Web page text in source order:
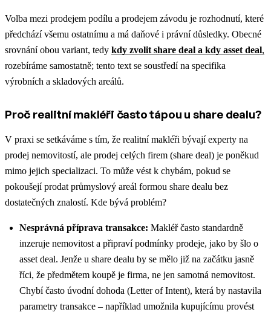
Volba mezi prodejem podílu a prodejem závodu je rozhodnutí, které
předchází všemu ostatnímu a má daňové i právní důsledky. Obecné
srovnání obou variant, tedy kdy zvolit share deal a kdy asset deal,
rozebíráme samostatně; tento text se soustředí na specifika
výrobních a skladových areálů.
Proč realitní makléři často tápou u share dealu?
V praxi se setkáváme s tím, že realitní makléři bývají experty na
prodej nemovitostí, ale prodej celých firem (share deal) je poněkud
mimo jejich specializaci. To může vést k chybám, pokud se
pokoušejí prodat průmyslový areál formou share dealu bez
dostatečných znalostí. Kde bývá problém?
Nesprávná příprava transakce: Makléř často standardně
inzeruje nemovitost a připraví podmínky prodeje, jako by šlo o
asset deal. Jenže u share dealu by se mělo již na začátku jasně
říci, že předmětem koupě je firma, ne jen samotná nemovitost.
Chybí často úvodní dohoda (Letter of Intent), která by nastavila
parametry transakce – například umožnila kupujícímu provést